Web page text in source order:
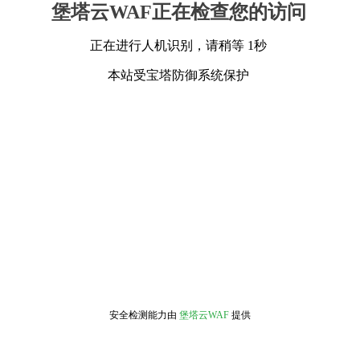
堡塔云WAF正在检查您的访问
正在进行人机识别，请稍等 1秒
本站受宝塔防御系统保护
安全检测能力由 堡塔云WAF 提供